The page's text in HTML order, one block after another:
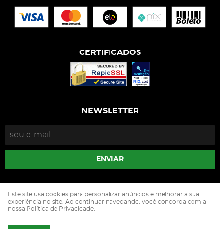
CERTIFICADOS
NEWSLETTER
ENVIAR
CNPJ: 05.500.229/0002-90
Este site usa cookies para personalizar anúncios e melhorar a sua
experiência no site. Ao continuar navegando, você concorda com a
nossa Política de Privacidade.